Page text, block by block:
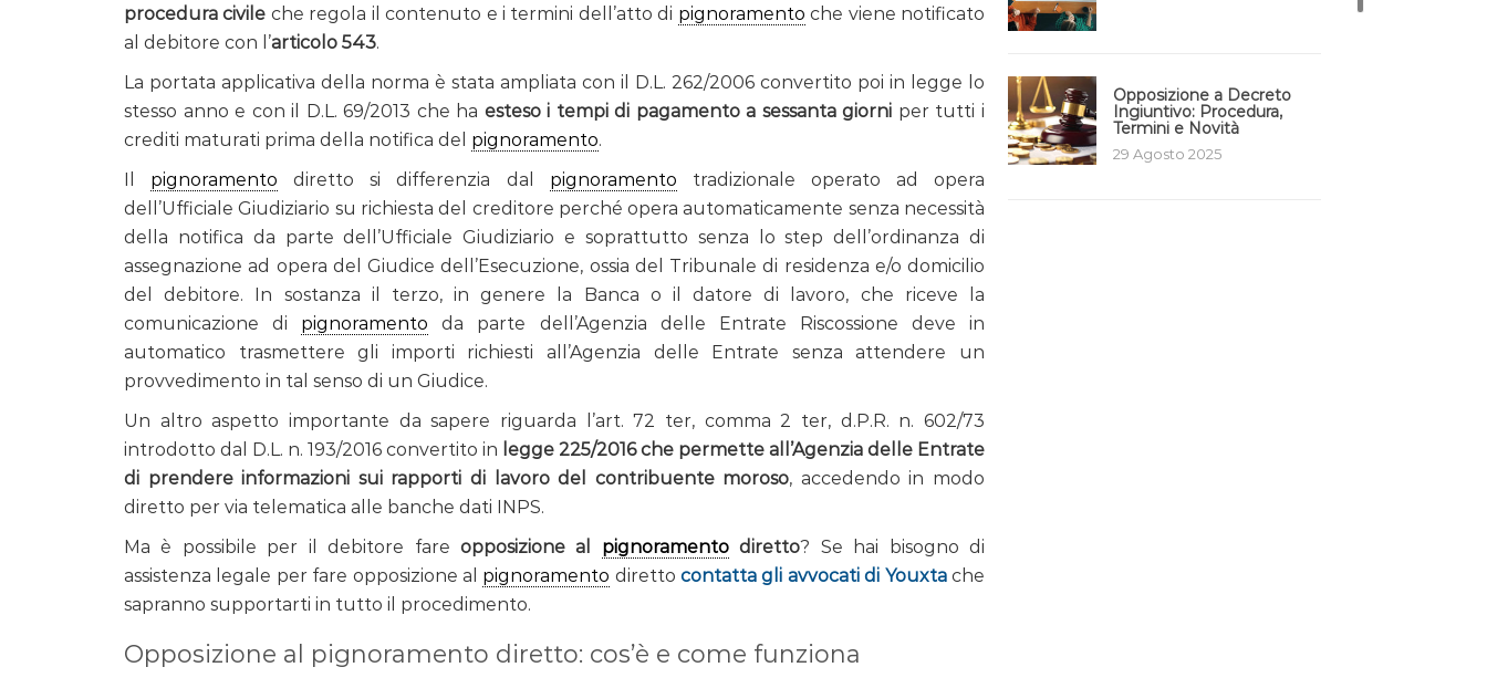
procedura civile che regola il contenuto e i termini dell’atto di pignoramento che viene notificato
al debitore con l’articolo 543.
La portata applicativa della norma è stata ampliata con il D.L. 262/2006 convertito poi in legge lo
stesso anno e con il D.L. 69/2013 che ha esteso i tempi di pagamento a sessanta giorni per tutti i
crediti maturati prima della notifica del pignoramento.
Il pignoramento diretto si differenzia dal pignoramento tradizionale operato ad opera
dell’Ufficiale Giudiziario su richiesta del creditore perché opera automaticamente senza necessità
della notifica da parte dell’Ufficiale Giudiziario e soprattutto senza lo step dell’ordinanza di
assegnazione ad opera del Giudice dell’Esecuzione, ossia del Tribunale di residenza e/o domicilio
del debitore. In sostanza il terzo, in genere la Banca o il datore di lavoro, che riceve la
comunicazione di pignoramento da parte dell’Agenzia delle Entrate Riscossione deve in
automatico trasmettere gli importi richiesti all’Agenzia delle Entrate senza attendere un
provvedimento in tal senso di un Giudice.
Un altro aspetto importante da sapere riguarda l’art. 72 ter, comma 2 ter, d.P.R. n. 602/73
introdotto dal D.L. n. 193/2016 convertito in legge 225/2016 che permette all’Agenzia delle Entrate
di prendere informazioni sui rapporti di lavoro del contribuente moroso, accedendo in modo
diretto per via telematica alle banche dati INPS.
Ma è possibile per il debitore fare opposizione al pignoramentodiretto? Se hai bisogno di
assistenza legale per fare opposizione al pignoramento direttocontatta gli avvocati di Youxtache
sapranno supportarti in tutto il procedimento.
Opposizione al pignoramento diretto: cos’è e come funziona
Opposizione a Decreto
Ingiuntivo: Procedura,
Termini e Novità
29 Agosto 2025